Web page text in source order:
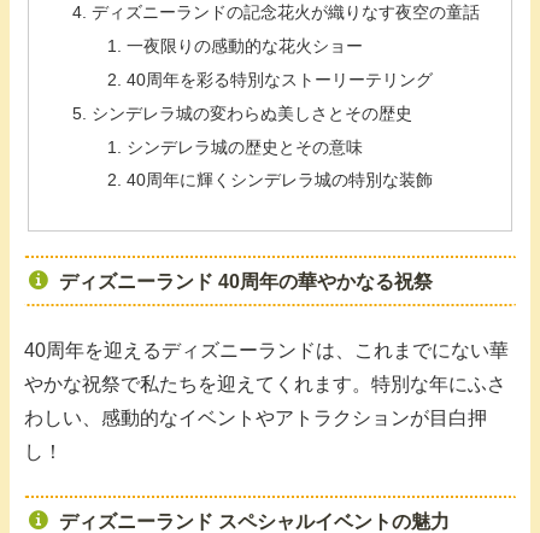
ディズニーランドの記念花火が織りなす夜空の童話
一夜限りの感動的な花火ショー
40周年を彩る特別なストーリーテリング
シンデレラ城の変わらぬ美しさとその歴史
シンデレラ城の歴史とその意味
40周年に輝くシンデレラ城の特別な装飾
ディズニーランド 40周年の華やかなる祝祭
40周年を迎えるディズニーランドは、これまでにない華
やかな祝祭で私たちを迎えてくれます。特別な年にふさ
わしい、感動的なイベントやアトラクションが目白押
し！
ディズニーランド スペシャルイベントの魅力